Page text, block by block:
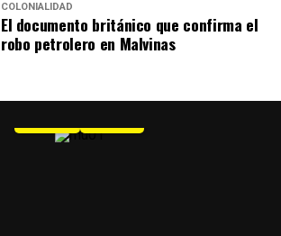
COLONIALIDAD
El documento británico que confirma el
robo petrolero en Malvinas